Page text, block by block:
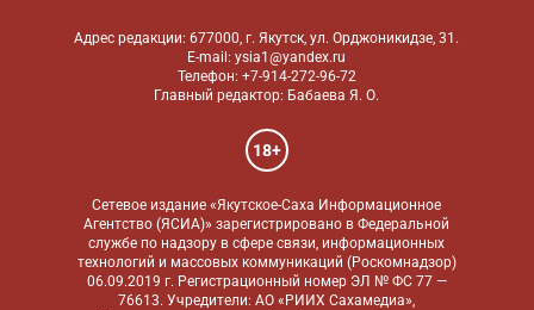
Адрес редакции: 677000, г. Якутск, ул. Орджоникидзе, 31.
E-mail: ysia1@yandex.ru
Телефон: +7-914-272-96-72
Главный редактор: Бабаева Я. О.
18+
Сетевое издание «Якутское-Саха Информационное
Агентство (ЯСИА)» зарегистрировано в Федеральной
службе по надзору в сфере связи, информационных
технологий и массовых коммуникаций (Роскомнадзор)
06.09.2019 г. Регистрационный номер ЭЛ № ФС 77 —
76613. Учредители: АО «РИИХ Сахамедиа»,